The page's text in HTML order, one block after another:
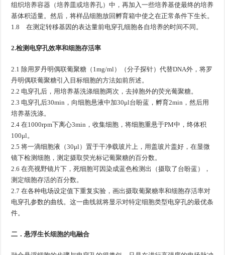
组织培养容器（培养皿或培养孔）中，再加入一些培养基使最终的培养
基体积适量。然后，将样品细胞放回孵育箱中使之在正常条件下生长。
1.8 在测定转移基因的表达量前电穿孔细胞各自培养的时间不同。
2.检测电穿孔效率和细胞存活率
2.1 除用罗丹明偶联葡聚糖（1mg/ml）（分子探针）代替DNA外，将罗
丹明偶联葡聚糖引入目标细胞的方法如前所述。
2.2 电穿孔后，用培养基洗涤细胞两次，去掉胞外的荧光葡聚糖。
2.3 电穿孔后30min，向细胞悬液中加30μl台盼蓝，孵育2min，然后用
培养基洗涤。
2.4 在1000rpm下离心3min，收集细胞，将细胞重悬于PM中，终体积
100μl。
2.5 将一滴细胞液（30μl）置于干净载玻片上，用盖玻片盖好，在显微
镜下检测细胞，测定摄取荧光标记葡聚糖的百分数。
2.6 在亮视野镜片下，死细胞可因染成蓝色检测出（摄取了台盼蓝），
测定细胞存活的百分数。
2.7 在各种电场设定值下重复实验，画出摄取葡聚糖率和细胞存活率对
电穿孔参数的曲线。这一曲线就将显示对特定细胞类型电穿孔的最优条
件。
二．悬浮生长细胞的电融合